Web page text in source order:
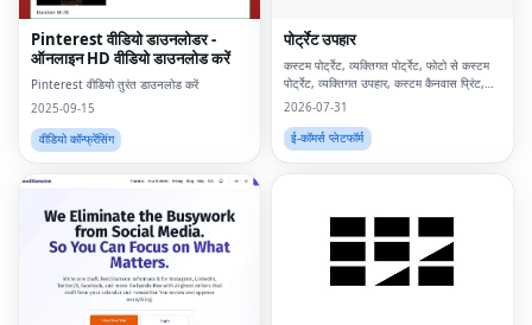
Pinterest वीडियो डाउनलोडर -
ऑनलाइन HD वीडियो डाउनलोड करें
Pinterest वीडियो तुरंत डाउनलोड करें
2025-09-15
वीडियो कॉन्फ्रेंसिंग
पोर्ट्रेट उपहार
कस्टम पोर्ट्रेट, व्यक्तिगत पोर्ट्रेट, फोटो से कस्टम
पोर्ट्रेट, व्यक्तिगत उपहार, कस्टम कैनवास प्रिंट,
फोटो से पोर्ट्रेट, कस्टम दीवार कला, व्यक्तिगत दीवार
2026-07-31
ई-कॉमर्स प्लेटफॉर्म